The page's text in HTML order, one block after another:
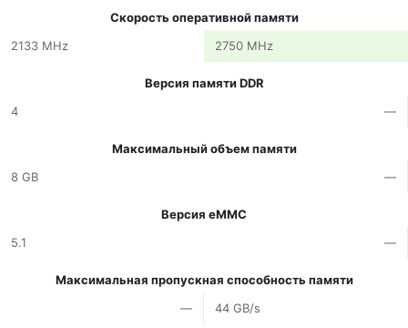
Скорость оперативной памяти
2133 MHz
2750 MHz
Версия памяти DDR
4
—
Максимальный объем памяти
8 GB
—
Версия eMMC
5.1
—
Максимальная пропускная способность памяти
—
44 GB/s